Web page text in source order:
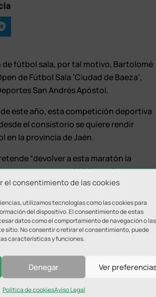
el consentimiento de las cookies
utilizamos tecnologías como las cookies para
del dispositivo. El consentimiento de estas
datos como el comportamiento de navegación o las
sitio. No consentir o retirar el consentimiento, puede
características y funciones.
Denegar Ver
Política de cookiesAviso Legal
de fútbol sala, por tal motivo, Bartolomé
de Fútbol Sala ‘Ciudad de Baeza’,
San Andrés Apóstol.
este año, esta competición deportiva
el consistorio se quiere rendir
en la provincia de Jaén.
“devolver a esta maratón la
un premio de 1.200€ y trofeo para el
para el tercer y cuarto equipo
se podrán inscribir los equipos
24 contando cada uno de ellos, con un
uso de ella entre partido y partido.
También, en estos días el